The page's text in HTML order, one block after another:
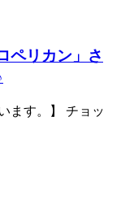
ペリカン」さ
ます。】 チョッ